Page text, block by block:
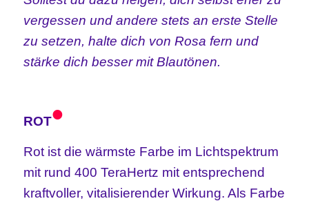
vergessen und andere stets an erste Stelle
zu setzen, halte dich von Rosa fern und
stärke dich besser mit Blautönen.
ROT•
Rot ist die wärmste Farbe im Lichtspektrum
mit rund 400 TeraHertz mit entsprechend
kraftvoller, vitalisierender Wirkung. Als Farbe